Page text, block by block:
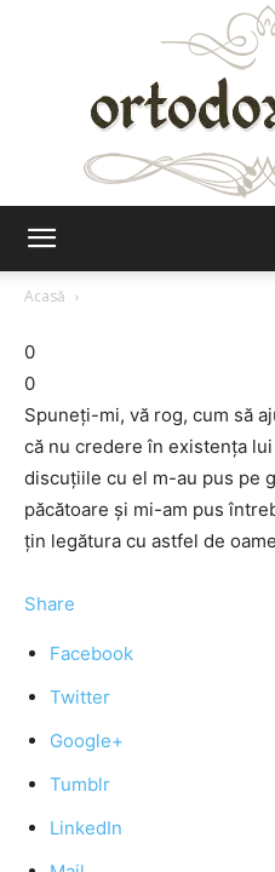
Acasă
0
0
Spuneţi-mi, vă rog, cum să
că nu credere în existenţa
discuţiile cu el m-au pus pe
păcătoare şi mi-am pus
ţin legătura cu astfel de
Share
Facebook
Twitter
Google+
Tumblr
LinkedIn